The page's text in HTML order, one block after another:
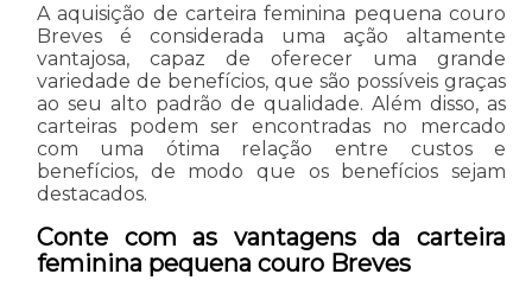
A aquisição de carteira feminina pequena couro
Breves é considerada uma ação altamente
vantajosa, capaz de oferecer uma grande
variedade de benefícios, que são possíveis graças
ao seu alto padrão de qualidade. Além disso, as
carteiras podem ser encontradas no mercado
com uma ótima relação entre custos e
benefícios, de modo que os benefícios sejam
destacados.
Conte com as vantagens da carteira
feminina pequena couro Breves